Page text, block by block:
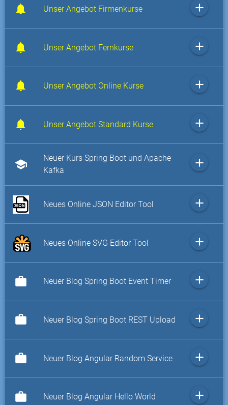
Unser Angebot Firmenkurse add
Unser Angebot Fernkurse add
Unser Angebot Online Kurse add
Unser Angebot Standard Kurse add
school
Neuer Kurs Spring Boot und Apache
Kafka
add
Neues Online JSON Editor Tool add
Neues Online SVG Editor Tool add
work Neuer Blog Spring Boot Event Timer add
work Neuer Blog Spring Boot REST Upload add
work Neuer Blog Angular Random Service add
work Neuer Blog Angular Hello World add